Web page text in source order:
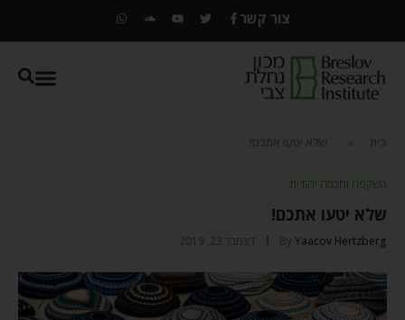
צור קשר
בית שלא יטעו אתכם!
השקפה וחכמה יהודית
שלא יטעו אתכם!
By Yaacov Hertzberg דצמבר 23, 2019